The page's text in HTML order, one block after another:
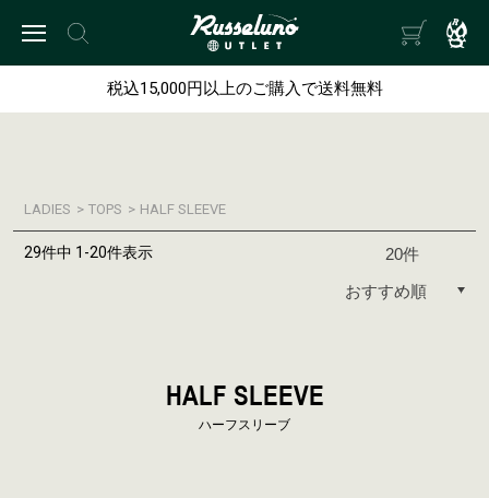
税込15,000円以上のご購入で送料無料
LADIES > TOPS > HALF SLEEVE
29件中 1-20件表示
HALF SLEEVE
ハーフスリーブ